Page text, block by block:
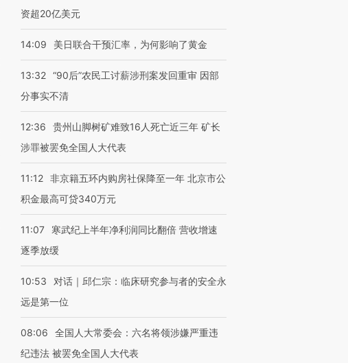
资超20亿美元
14:09 美日联合干预汇率，为何影响了黄金
13:32 “90后”农民工讨薪涉刑案发回重审 因部
分事实不清
12:36
贵州山脚树矿难致16人死亡近三年 矿长
涉罪被罢免全国人大代表
11:12 非京籍五环内购房社保降至一年 北京市公
积金最高可贷340万元
11:07
寒武纪上半年净利润同比翻倍 营收增速
逐季放缓
10:53
对话｜邱仁宗：临床研究参与者的安全永
远是第一位
08:06
全国人大常委会：六名将领涉嫌严重违
纪违法 被罢免全国人大代表